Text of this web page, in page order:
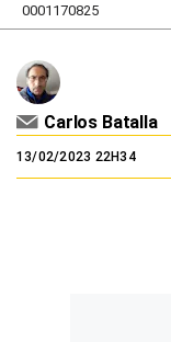
0001170825
Carlos Batalla
13/02/2023 22H34